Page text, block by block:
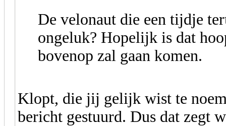
De velonaut die een tijdje
ongeluk? Hopelijk is dat
bovenop zal gaan komen.
Klopt, die jij gelijk wist te
bericht gestuurd. Dus dat zegt